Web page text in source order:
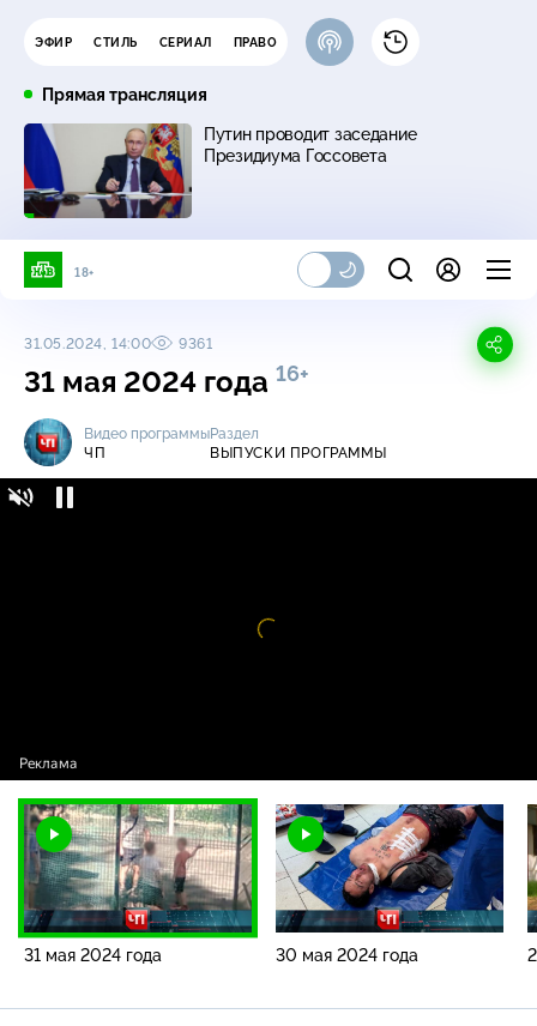
ЭФИР СТИЛЬ СЕРИАЛ ПРАВО
Прямая трансляция
Путин проводит заседание
Президиума Госсовета
18+
31.05.2024, 14:00 9361
31 мая 2024 года 16+
Видео программы
ЧП
Раздел
ВЫПУСКИ ПРОГРАММЫ
31 мая 2024 года 30 мая 2024 года